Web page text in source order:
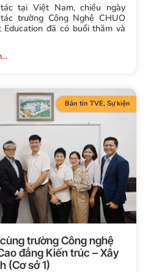
tại Việt Nam, chiều ngày
trường Công Nghệ CHUO
đã có buổi thăm và
Bản tin TVE, Sự kiện
trường Công nghệ
đẳng Kiến trúc – Xây
(Cơ sở 1)